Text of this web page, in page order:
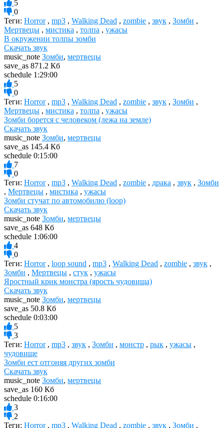
5
0
Теги: Horror, mp3 , Walking Dead , zombie , звук , Зомби ,
Мертвецы , мистика , толпа , ужасы
В окружении толпы зомби
Скачать звук
music_note Зомби, мертвецы
save_as 871.2 Кб
schedule 1:29:00
5
0
Теги: Horror, mp3 , Walking Dead , zombie , звук , Зомби ,
Мертвецы , мистика , толпа , ужасы
Зомби борется с человеком (лежа на земле)
Скачать звук
music_note Зомби, мертвецы
save_as 145.4 Кб
schedule 0:15:00
7
0
Теги: Horror, mp3 , Walking Dead , zombie , драка , звук , Зомби
, Мертвецы , мистика , ужасы
Зомби стучат по автомобилю (loop)
Скачать звук
music_note Зомби, мертвецы
save_as 648 Кб
schedule 1:06:00
4
0
Теги: Horror, loop sound , mp3 , Walking Dead , zombie , звук ,
Зомби , Мертвецы , стук , ужасы
Яростный крик монстра (ярость чудовища)
Скачать звук
music_note Зомби, мертвецы
save_as 50.8 Кб
schedule 0:03:00
5
3
Теги: Horror, mp3 , звук , Зомби , монстр , рык , ужасы ,
чудовище
Зомби ест отгоняя других зомби
Скачать звук
music_note Зомби, мертвецы
save_as 160 Кб
schedule 0:16:00
3
2
Теги: Horror, mp3 , Walking Dead , zombie , звук , Зомби ,